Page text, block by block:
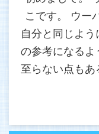
こです。 ウー
自分と同じよ
の参考になるよ
至らない点も